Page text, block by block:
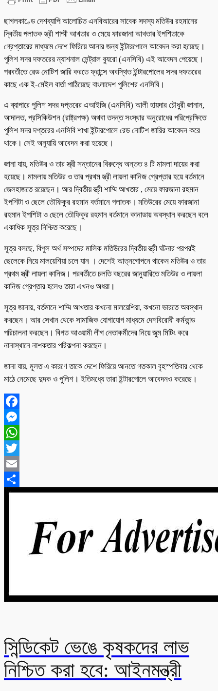
ছাগলকাণ্ডে দেশব্যাপি আলোচিত এনবিআরের সাবেক সদস্য মতিউর রহমানের
দ্বিতীয় পলাতক স্ত্রী শাম্মী আখতার ও মেয়ে ফারজানা আখতার ইপশিতাকে
গ্রেপ্তারের মাধ্যমে দেশে ফিরিয়ে আনার জন্য ইন্টারপোলে আবেদন করা হয়েছে।
পুলিশ সদর দফতরের ন্যাশনাল সেন্ট্রাল ব্যুরো (এনসিবি) এই আবেদন পেয়েছে।
পরবর্তীতে রেড নোটিশ জারি করতে ফ্রান্সে অবস্থিত ইন্টারপোলের সদর দফতরের
কাছে এক ই-মেইল বার্তা পাঠিয়েছে বাংলাদেশ পুলিশের এনসিবি।
এ ব্যাপারে পুলিশ সদর দপ্তরের এআইজি (এনসিবি) আলী হায়দার চৌধুরী জানান,
আদালত, প্রসিকিউশন (রাষ্ট্রপক্ষ) অথবা তদন্ত সংস্থার অনুরোধের পরিপ্রেক্ষিতে
পুলিশ সদর দপ্তরের এনসিবি শাখা ইন্টারপোলে রেড নোটিশ জারির আবেদন করে
থাকে। সেই অনুযায়ি আবেদন করা হয়েছে।
জানা যায়, মতিউর ও তার স্ত্রী সন্তানের বিরুদ্ধে অন্তত ৪ টি মামলা দায়ের করা
হয়েছে। মামলায় মতিউর ও তার প্রথম স্ত্রী লায়লা কানিজ গ্রেপ্তার হয়ে বর্তমানে
জেলহাজতে রয়েছেন। আর দ্বিতীয় স্ত্রী শাম্মি আখতার , মেয়ে ফারজানা রহমান
ইপশিটা ও ছেলে তৌফিকুর রহমান বর্তমানে পলাতক। মতিউরের মেয়ে ফারজানা
রহমান ইপশিটা ও ছেলে তৌফিকুর রহমান বর্তমানে কানাডায় অবস্থান করছেন বলে
একাধিক সূত্র নিশ্চিত করেছে।
সূত্র বলছে, বিপুল অর্থ সম্পদের মালিক মতিউরের দ্বিতীয় স্ত্রী ঘটনার পরপরই
ছেলেকে নিয়ে মালয়েশিয়া চলে যান । দেশেই আত্নগোপনে থাকেন মতিউর ও তার
প্রথম স্ত্রী লায়লা কানিজ। পরবর্তীতে চলতি বছরের জানুয়ারিতে মতিউর ও লায়লা
কানিজ গ্রেপ্তার হলেও তারা এখনও অধরা।
সূত্র জানায়, বর্তমানে শাম্মি আখতার কখনো মালয়েশিয়া, কখনো ভারতে অবস্থান
করছেন। আর সেখান থেকে সামাজিক যোগাযোগ মাধ্যমে দেশবিরোধী কর্মকান্ড
পরিচালনা করছেন। বিগত আওয়ামী লীগ নেতাকর্মীদের নিয়ে জুম মিটিং করে
নানাস্থানে নাশকতার পরিকল্পনা করছেন।
জানা যায়, মূলত এ কারণে তাকে দেশে ফিরিয়ে আনতে গতকাল বৃহস্পতিবার থেকে
মাঠে নেমেছে দুদক ও পুলিশ। ইতিমধ্যে তারা ইন্টারপোলে আবেদনও করেছে।
Facebook
Messenger
WhatsApp
Twitter
Email
Share
সিন্ডিকেট ভেঙে কৃষকদের লাভ
নিশ্চিত করা হবে: আইনমন্ত্রী